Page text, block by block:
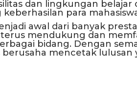
dan lingkungan belajar
para
awal dari banyak
mendukung dan
bidang. Dengan
berusaha mencetak